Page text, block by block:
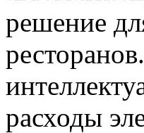
решение
расходы